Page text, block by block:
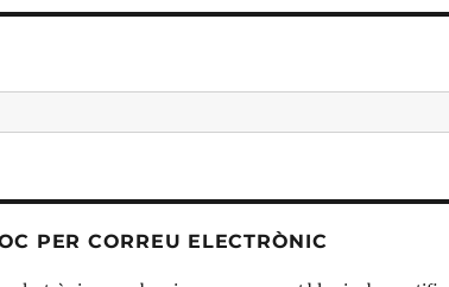
PER CORREU ELECTRÒNIC